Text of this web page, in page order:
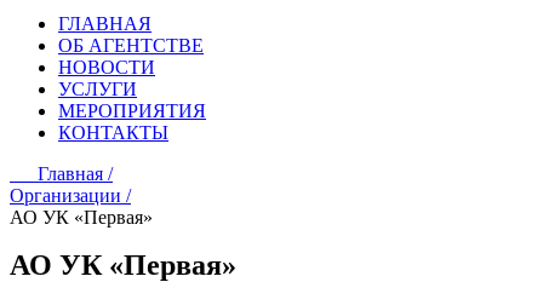
ГЛАВНАЯ
ОБ АГЕНТСТВЕ
НОВОСТИ
УСЛУГИ
МЕРОПРИЯТИЯ
КОНТАКТЫ
Главная /
Организации /
АО УК «Первая»
АО УК «Первая»